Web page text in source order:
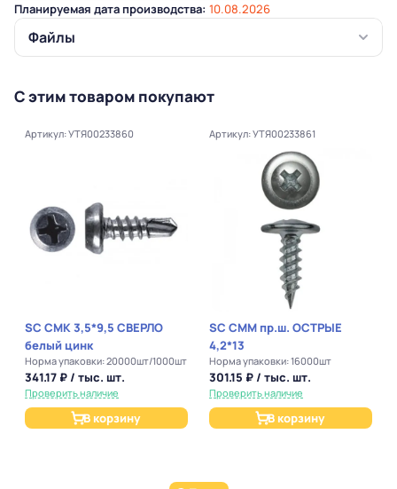
Планируемая дата производства: 10.08.2026
Файлы
С этим товаром покупают
Артикул: УТЯ00233860
SC СМК 3,5*9,5 СВЕРЛО
белый цинк
Норма упаковки: 20000шт/1000шт
341.17 ₽ / тыс. шт.
Проверить наличие
В корзину
Артикул: УТЯ00233861
SC СММ пр.ш. ОСТРЫЕ
4,2*13
Норма упаковки: 16000шт
301.15 ₽ / тыс. шт.
Проверить наличие
В корзину